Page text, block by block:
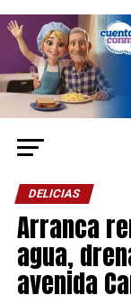
DELICIAS
Arranca
agua,
avenida